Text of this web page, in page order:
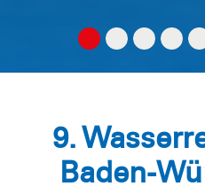
9.
Baden-